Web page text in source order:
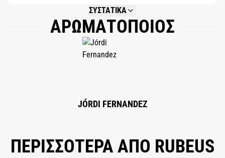
ΣΥΣΤΑΤΙΚΑ
NOT AVAILABLE.
ΑΡΩΜΑΤΟΠΟΙΟΣ
JÓRDI FERNANDEZ
ΠΕΡΙΣΣΟΤΕΡΑ ΑΠΟ RUBEUS